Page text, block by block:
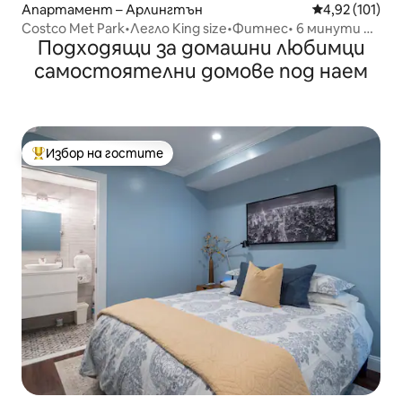
Апартамент – Арлингтън Средна
4,92 (101)
Costco Met Park•Легло King size•Фитнес• 6 минути до
метрото/Вашингтон
Подходящи за домашни любимци
самостоятелни домове под наем
Най-популярен избор на гостите
Избор на гостите